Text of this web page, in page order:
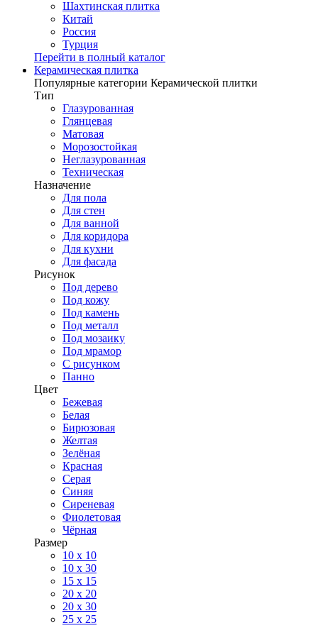
Шахтинская плитка
Китай
Россия
Турция
Перейти в полный каталог
Керамическая плитка
Популярные категории Керамической плитки
Тип
Глазурованная
Глянцевая
Матовая
Морозостойкая
Неглазурованная
Техническая
Назначение
Для пола
Для стен
Для ванной
Для коридора
Для кухни
Для фасада
Рисунок
Под дерево
Под кожу
Под камень
Под металл
Под мозаику
Под мрамор
С рисунком
Панно
Цвет
Бежевая
Белая
Бирюзовая
Желтая
Зелёная
Красная
Серая
Синяя
Сиреневая
Фиолетовая
Чёрная
Размер
10 х 10
10 x 30
15 x 15
20 х 20
20 x 30
25 x 25